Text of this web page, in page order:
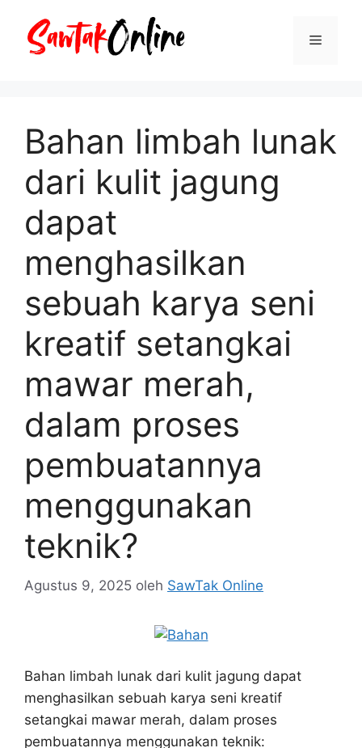
Menu
Bahan limbah lunak
dari kulit jagung
dapat
menghasilkan
sebuah karya seni
kreatif setangkai
mawar merah,
dalam proses
pembuatannya
menggunakan
teknik?
Agustus 9, 2025 oleh SawTak Online
Bahan limbah lunak dari kulit jagung dapat
menghasilkan sebuah karya seni kreatif
setangkai mawar merah, dalam proses
pembuatannya menggunakan teknik: